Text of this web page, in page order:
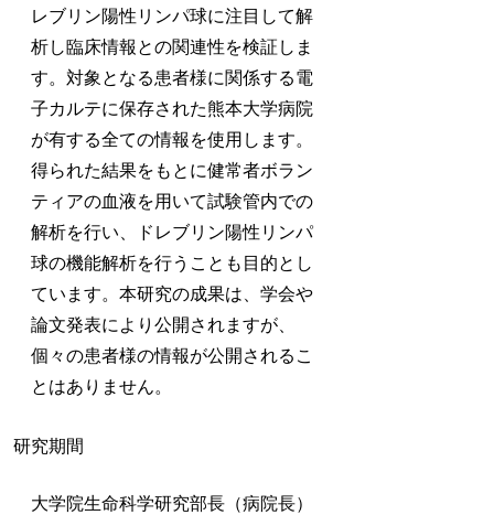
レブリン陽性リンパ球に注目して解
析し臨床情報との関連性を検証しま
す。対象となる患者様に関係する電
子カルテに保存された熊本大学病院
が有する全ての情報を使用します。
得られた結果をもとに健常者ボラン
ティアの血液を用いて試験管内での
解析を行い、ドレブリン陽性リンパ
球の機能解析を行うことも目的とし
ています。本研究の成果は、学会や
論文発表により公開されますが、
個々の患者様の情報が公開されるこ
とはありません。
研究期間
大学院生命科学研究部長（病院長）